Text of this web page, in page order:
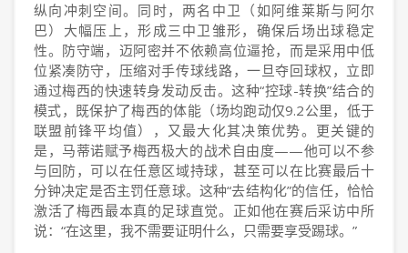
纵向冲刺空间。同时，两名中卫（如阿维莱斯与阿尔
巴）大幅压上，形成三中卫雏形，确保后场出球稳定
性。防守端，迈阿密并不依赖高位逼抢，而是采用中低
位紧凑防守，压缩对手传球线路，一旦夺回球权，立即
通过梅西的快速转身发动反击。这种“控球-转换”结合的
模式，既保护了梅西的体能（场均跑动仅9.2公里，低于
联盟前锋平均值），又最大化其决策优势。更关键的
是，马蒂诺赋予梅西极大的战术自由度——他可以不参
与回防，可以在任意区域持球，甚至可以在比赛最后十
分钟决定是否主罚任意球。这种“去结构化”的信任，恰恰
激活了梅西最本真的足球直觉。正如他在赛后采访中所
说：“在这里，我不需要证明什么，只需要享受踢球。”